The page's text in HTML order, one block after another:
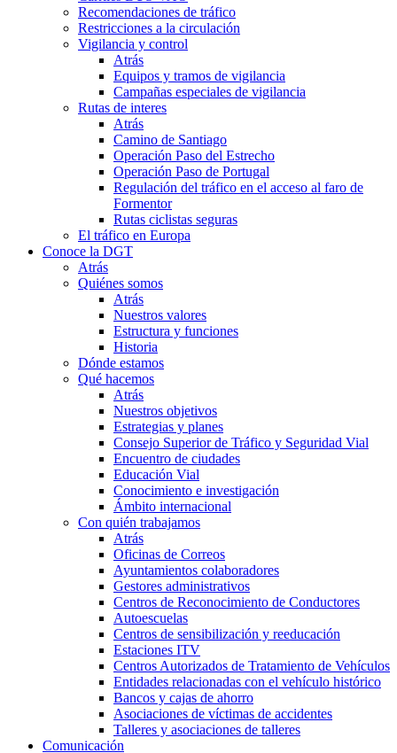
Recomendaciones de tráfico
Restricciones a la circulación
Vigilancia y control
Atrás
Equipos y tramos de vigilancia
Campañas especiales de vigilancia
Rutas de interes
Atrás
Camino de Santiago
Operación Paso del Estrecho
Operación Paso de Portugal
Regulación del tráfico en el acceso al faro de
Formentor
Rutas ciclistas seguras
El tráfico en Europa
Conoce la DGT
Atrás
Quiénes somos
Atrás
Nuestros valores
Estructura y funciones
Historia
Dónde estamos
Qué hacemos
Atrás
Nuestros objetivos
Estrategias y planes
Consejo Superior de Tráfico y Seguridad Vial
Encuentro de ciudades
Educación Vial
Conocimiento e investigación
Ámbito internacional
Con quién trabajamos
Atrás
Oficinas de Correos
Ayuntamientos colaboradores
Gestores administrativos
Centros de Reconocimiento de Conductores
Autoescuelas
Centros de sensibilización y reeducación
Estaciones ITV
Centros Autorizados de Tratamiento de Vehículos
Entidades relacionadas con el vehículo histórico
Bancos y cajas de ahorro
Asociaciones de víctimas de accidentes
Talleres y asociaciones de talleres
Comunicación